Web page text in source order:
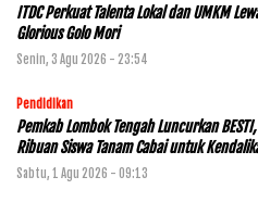
ITDC Perkuat Talenta Lokal dan UMKM
Glorious Golo Mori
Senin, 3 Agu 2026 - 23:54
Pendidikan
Pemkab Lombok Tengah Luncurkan
Ribuan Siswa Tanam Cabai untuk
Sabtu, 1 Agu 2026 - 09:13